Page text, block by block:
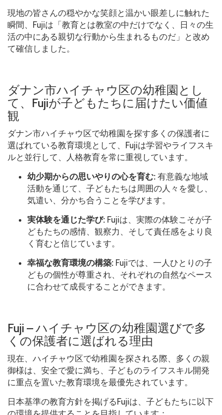
現地の皆さんの穏やかな笑顔と温かい眼差しに触れた
瞬間、Fujiは「教育とは教室の中だけでなく、日々の生
活の中にある親切な行動から生まれるものだ」と改め
て確信しました。
ダナン市ハイチャウ区の幼稚園とし
て、Fujiが子どもたちに届けたい価値
観
ダナン市ハイチャウ区で幼稚園を探す多くの保護者に
選ばれている教育環境として、Fujiは学習やライフスキ
ルと並行して、人格教育を常に重視しています。
幼少期からの思いやりの心を育む: 有意義な地域
活動を通じて、子どもたちは周囲の人々を愛し、
気遣い、分かち合うことを学びます。
実体験を通じた学び: Fujiは、実際の体験こそが子
どもたちの感情、観察力、そして責任感をより良
く育むと信じています。
幸福な教育環境の構築: Fujiでは、一人ひとりの子
どもの個性が尊重され、それぞれの自然なペース
に合わせて成長することができます。
Fuji – ハイチャウ区の幼稚園選びで多
くの保護者に選ばれる理由
現在、ハイチャウ区で幼稚園を探される際、多くの親
御様は、安全で愛に満ち、子どものライフスキル開発
に重点を置いた教育環境を最優先されています。
日本基準の教育方針を掲げるFujiは、子どもたちに以下